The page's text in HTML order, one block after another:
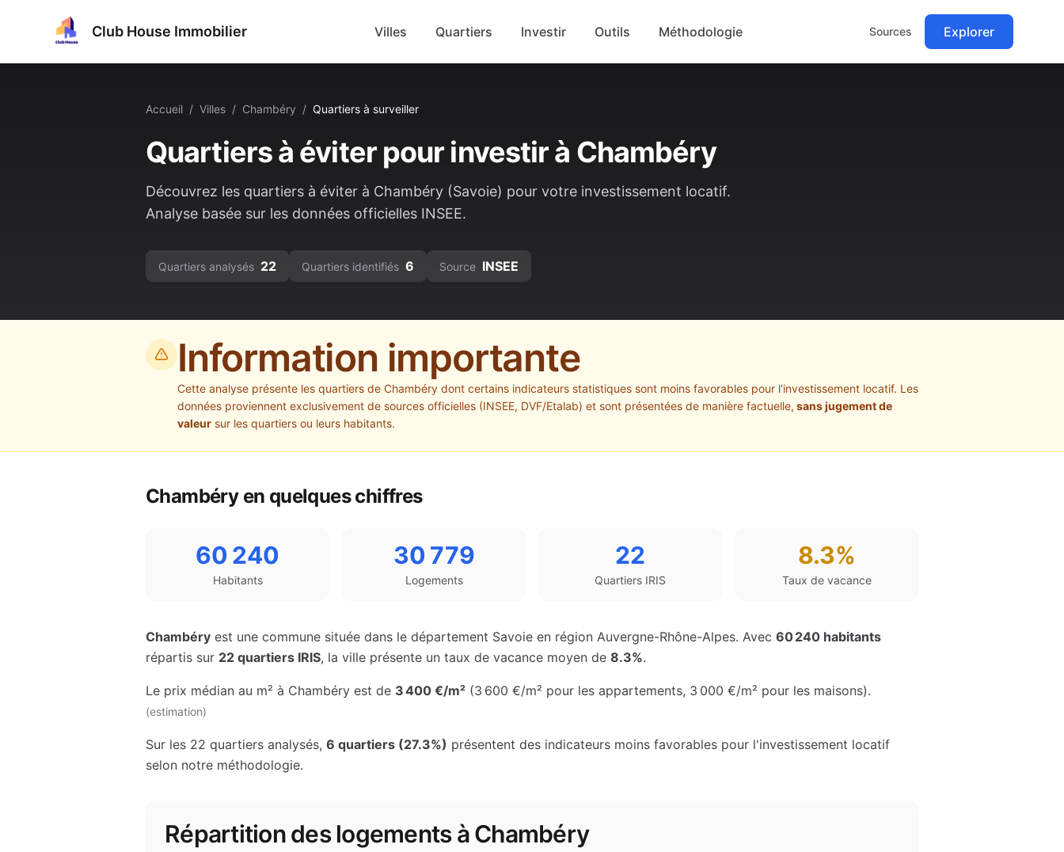
Club House Immobilier Villes Quartiers Investir Outils Méthodologie Sources Explorer
Accueil / Villes / Chambéry / Quartiers à surveiller
Quartiers à éviter pour investir à Chambéry
Découvrez les quartiers à éviter à Chambéry (Savoie) pour votre investissement locatif.
Analyse basée sur les données officielles INSEE.
Quartiers analysés 22 Quartiers identifiés 6 Source INSEE
Information importante
Cette analyse présente les quartiers de Chambéry dont certains indicateurs statistiques sont moins favorables pour l'investissement locatif. Les
données proviennent exclusivement de sources officielles (INSEE, DVF/Etalab) et sont présentées de manière factuelle, sans jugement de
valeur sur les quartiers ou leurs habitants.
Chambéryen quelques chiffres
60 240
Habitants
30 779
Logements
22
Quartiers IRIS
8.3%
Taux de vacance
Chambéry est une commune située dans le département Savoie en région Auvergne-Rhône-Alpes. Avec 60 240 habitants
répartis sur 22 quartiers IRIS, la ville présente un taux de vacance moyen de 8.3%.
Le prix médian au m² à Chambéry est de 3 400 €/m² (3 600 €/m² pour les appartements, 3 000 €/m² pour les maisons).
(estimation)
Sur les 22 quartiers analysés, 6 quartiers (27.3%) présentent des indicateurs moins favorables pour l'investissement locatif
selon notre méthodologie.
Répartition des logements àChambéry